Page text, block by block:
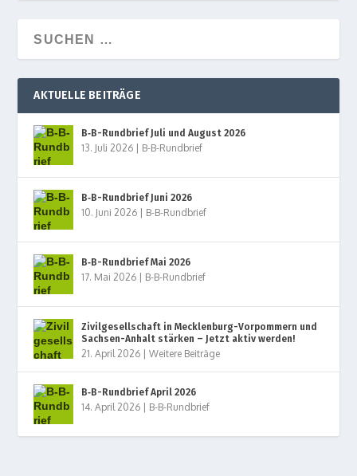
AKTUELLE BEITRÄGE
B‑B-Rundbrief Juli und August 2026
13. Juli 2026 B-B-Rundbrief
B‑B-Rundbrief Juni 2026
10. Juni 2026 B-B-Rundbrief
B‑B-Rundbrief Mai 2026
17. Mai 2026 B-B-Rundbrief
Zivilgesellschaft in Mecklenburg-Vorpommern und
Sachsen-Anhalt stärken – Jetzt aktiv werden!
21. April 2026 |Weitere Beiträge
B‑B-Rundbrief April 2026
14. April 2026 B-B-Rundbrief